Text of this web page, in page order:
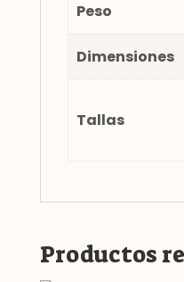
Peso
Dimensiones
Tallas
Productos